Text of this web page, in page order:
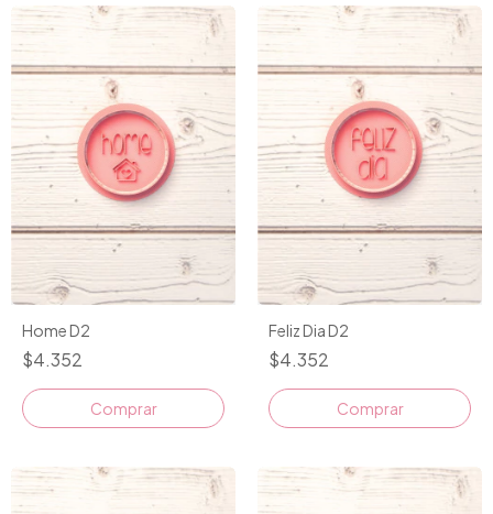
Home D2
$4.352
Comprar
Feliz Dia D2
$4.352
Comprar